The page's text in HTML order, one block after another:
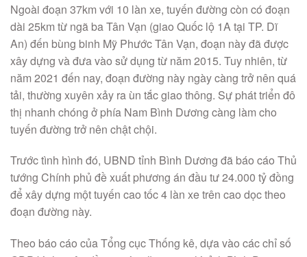
Ngoài đoạn 37km với 10 làn xe, tuyến đường còn có đoạn
dài 25km từ ngã ba Tân Vạn (giao Quốc lộ 1A tại TP. Dĩ
An) đến bùng binh Mỹ Phước Tân Vạn, đoạn này đã được
xây dựng và đưa vào sử dụng từ năm 2015. Tuy nhiên, từ
năm 2021 đến nay, đoạn đường này ngày càng trở nên quá
tải, thường xuyên xảy ra ùn tắc giao thông. Sự phát triển đô
thị nhanh chóng ở phía Nam Bình Dương càng làm cho
tuyến đường trở nên chật chội.
Trước tình hình đó, UBND tỉnh Bình Dương đã báo cáo Thủ
tướng Chính phủ đề xuất phương án đầu tư 24.000 tỷ đồng
để xây dựng một tuyến cao tốc 4 làn xe trên cao dọc theo
đoạn đường này.
Theo báo cáo của Tổng cục Thống kê, dựa vào các chỉ số